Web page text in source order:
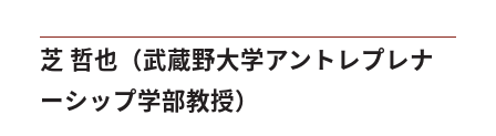
芝 哲也（武蔵野大学アントレプレナ
ーシップ学部教授）